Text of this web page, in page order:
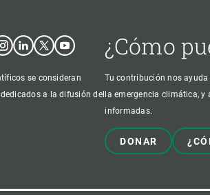
LinkedinTwitterYoutube
se consideran
a la difusión del
¿Cómo
Tu contribución nos
la emergencia climática, y
informadas.
DONAR